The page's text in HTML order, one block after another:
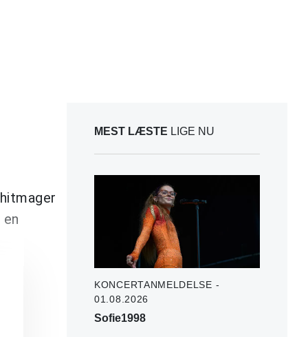
MEST LÆSTE LIGE NU
KONCERTANMELDELSE -
01.08.2026
Sofie1998